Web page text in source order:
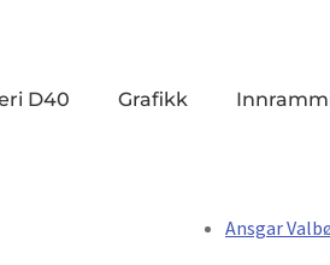
D40 Grafikk
Ansgar